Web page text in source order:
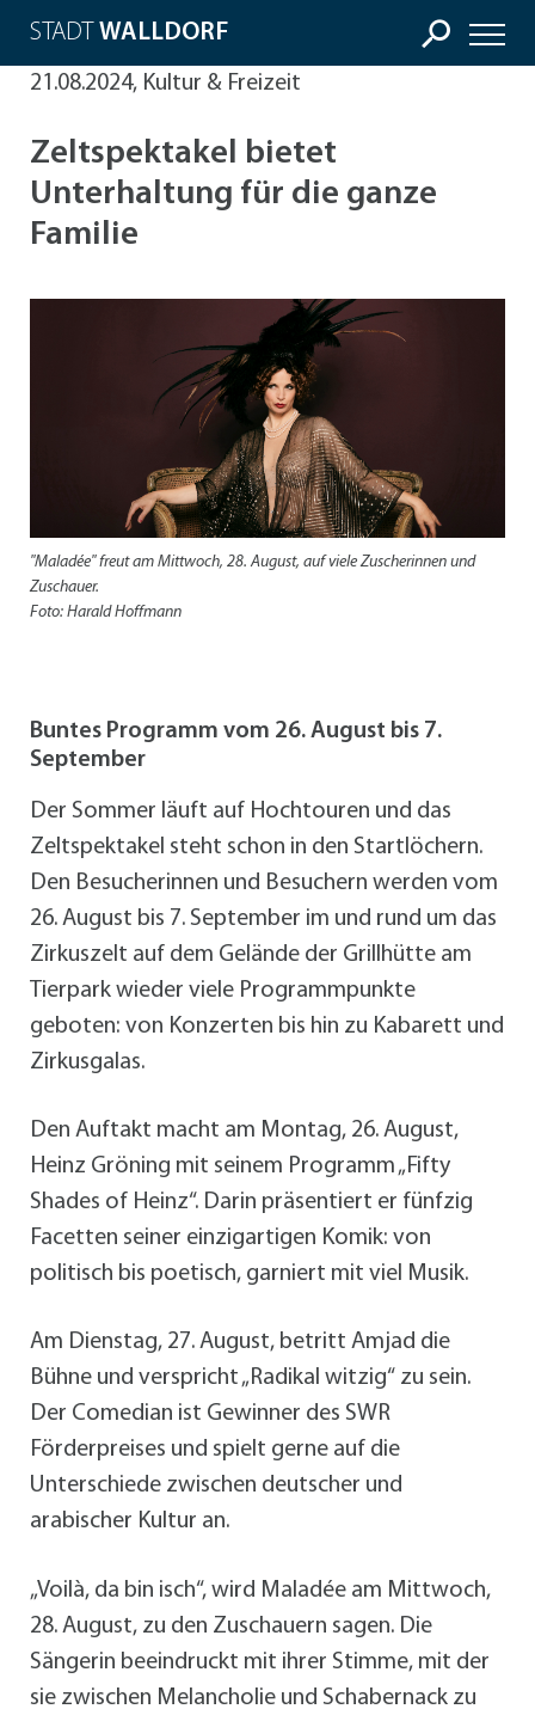
STADT WALLDORF
21.08.2024, Kultur & Freizeit
Zeltspektakel bietet
Unterhaltung für die ganze
Familie
"Maladée" freut am Mittwoch, 28. August, auf viele Zuscherinnen und
Zuschauer.
Foto: Harald Hoffmann
Buntes Programm vom 26. August bis 7.
September
Der Sommer läuft auf Hochtouren und das
Zeltspektakel steht schon in den Startlöchern.
Den Besucherinnen und Besuchern werden vom
26. August bis 7. September im und rund um das
Zirkuszelt auf dem Gelände der Grillhütte am
Tierpark wieder viele Programmpunkte
geboten: von Konzerten bis hin zu Kabarett und
Zirkusgalas.
Den Auftakt macht am Montag, 26. August,
Heinz Gröning mit seinem Programm „Fifty
Shades of Heinz“. Darin präsentiert er fünfzig
Facetten seiner einzigartigen Komik: von
politisch bis poetisch, garniert mit viel Musik.
Am Dienstag, 27. August, betritt Amjad die
Bühne und verspricht „Radikal witzig“ zu sein.
Der Comedian ist Gewinner des SWR
Förderpreises und spielt gerne auf die
Unterschiede zwischen deutscher und
arabischer Kultur an.
„Voilà, da bin isch“, wird Maladée am Mittwoch,
28. August, zu den Zuschauern sagen. Die
Sängerin beeindruckt mit ihrer Stimme, mit der
sie zwischen Melancholie und Schabernack zu